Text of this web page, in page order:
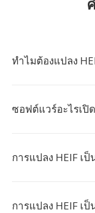
ทำไมต้องแปลง
ซอฟต์แวร์อะไรเปิด
การแปลง HEIF เ
การแปลง HEIF เ